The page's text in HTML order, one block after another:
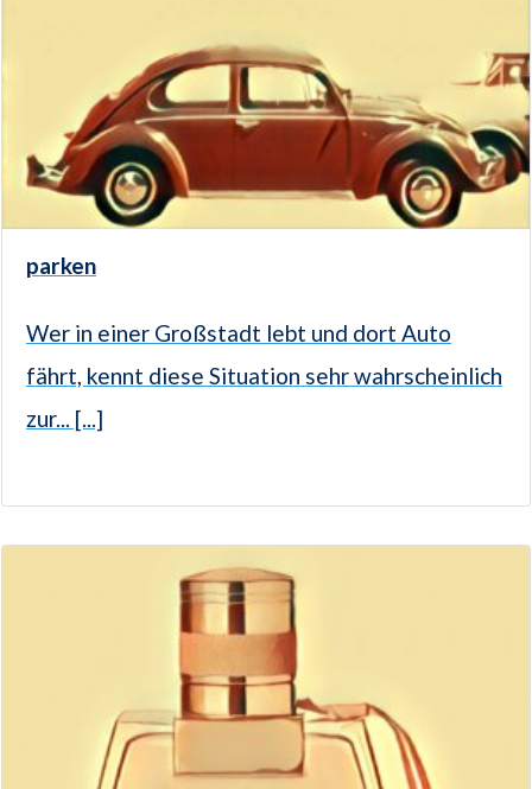
parken
Wer in einer Großstadt lebt und dort Auto
fährt, kennt diese Situation sehr wahrscheinlich
zur... [...]